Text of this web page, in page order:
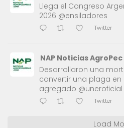
Llega el Congreso
2026 @ensiladores
Twitter
NAP Noticias AgroPec
Desarrollaron una
convertir una plaga
agregado @uneroficial
Twitter
Load